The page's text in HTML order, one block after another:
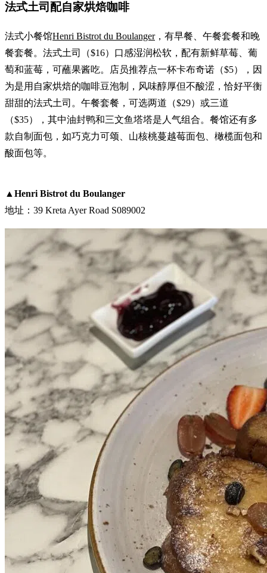
法式土司配自家烘焙咖啡
法式小餐馆Henri Bistrot du Boulanger，有早餐、午餐套餐和晚
餐套餐。法式土司（$16）口感湿润松软，配有新鲜草莓、葡
萄和蓝莓，可蘸果酱吃。店员推荐点一杯卡布奇诺（$5），因
为是用自家烘焙的咖啡豆泡制，风味醇厚但不酸涩，恰好平衡
甜甜的法式土司。午餐套餐，可选两道（$29）或三道
（$35），其中油封鸭和三文鱼塔塔是人气组合。餐馆还有多
款自制面包，如巧克力可颂、山核桃蔓越莓面包、橄榄面包和
酸面包等。
▲ Henri Bistrot du Boulanger
地址：39 Kreta Ayer Road S089002